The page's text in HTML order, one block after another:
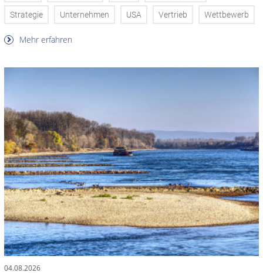
Strategie Unternehmen USA Vertrieb Wettbewerb
Mehr erfahren
04.08.2026